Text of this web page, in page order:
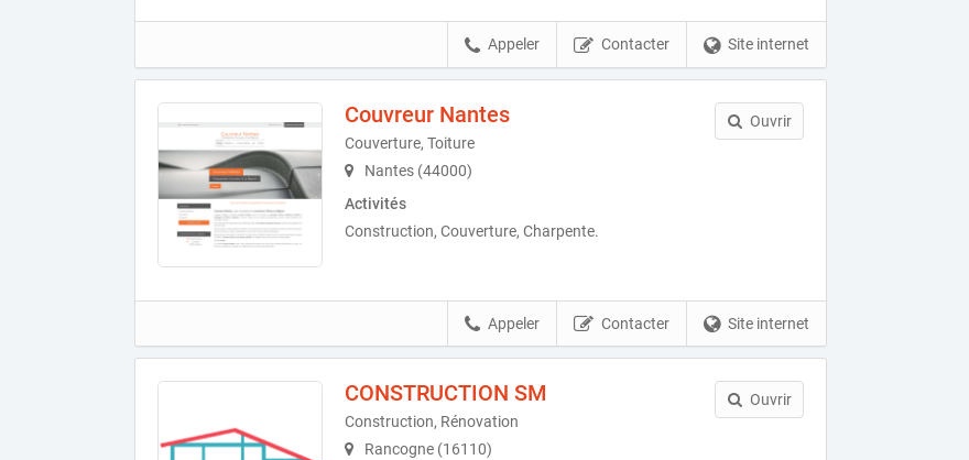
Site internet
Contacter
Appeler
Couvreur Nantes
Couverture, Toiture
Nantes (44000)
Activités
Construction, Couverture, Charpente.
Ouvrir
Site internet
Contacter
Appeler
CONSTRUCTION SM
Construction, Rénovation
Rancogne (16110)
Ouvrir